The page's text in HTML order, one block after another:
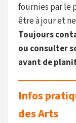
fournies par le
être à jour et
Toujours
ou consulter
avant de
Infos
des Arts